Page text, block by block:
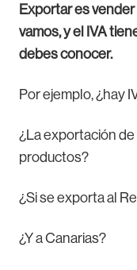
Exportar es
vamos, y el IVA
debes conocer.
Por ejemplo, ¿hay
¿La exportación de
productos?
¿Si se exporta al
¿Y a Canarias?